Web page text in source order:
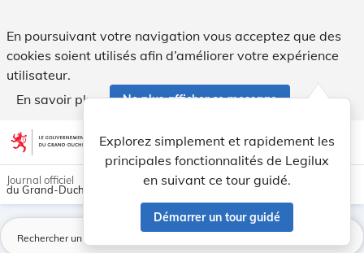
En poursuivant votre navigation vous acceptez que des
cookies soient utilisés afin d’améliorer votre expérience
utilisateur.
En savoir plus
Ne plus afficher ce message
Aller au contenu account_circle help Aide
Explorez simplement et rapidement les
principales fonctionnalités de Legilux
en suivant ce tour guidé.
Démarrer un tour guidé
light_mode dark_mode
Journal officiel
du Grand-Duché de Luxembourg